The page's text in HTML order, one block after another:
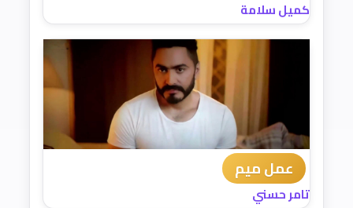
كميل سلامة
عمل ميم
تامر حسني